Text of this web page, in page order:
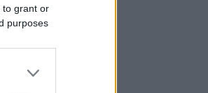
to grant or
purposes